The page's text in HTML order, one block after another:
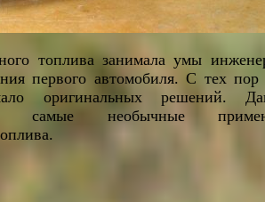
топлива занимала умы
первого автомобиля. С тех
оригинальных решений.
самые необычные